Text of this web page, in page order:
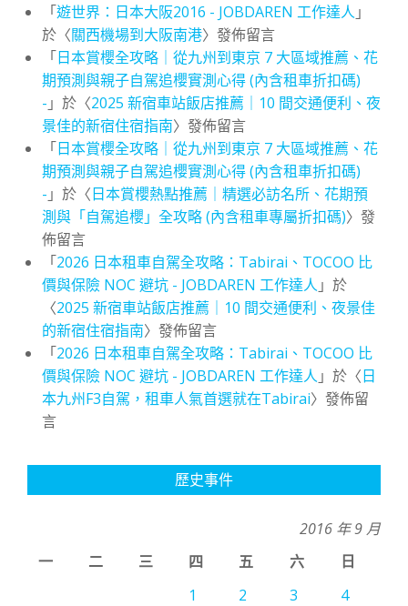
「遊世界：日本大阪2016 - JOBDAREN 工作達人 」
於〈關西機場到大阪南港〉發佈留言
「日本賞櫻全攻略｜從九州到東京 7 大區域推薦、花
期預測與親子自駕追櫻實測心得 (內含租車折扣碼)
- 」於〈2025 新宿車站飯店推薦｜10 間交通便利、夜
景佳的新宿住宿指南〉發佈留言
「日本賞櫻全攻略｜從九州到東京 7 大區域推薦、花
期預測與親子自駕追櫻實測心得 (內含租車折扣碼)
- 」於〈日本賞櫻熱點推薦｜精選必訪名所、花期預
測與「自駕追櫻」全攻略 (內含租車專屬折扣碼)〉發
佈留言
「2026 日本租車自駕全攻略：Tabirai、TOCOO 比
價與保險 NOC 避坑 - JOBDAREN 工作達人 」於
〈2025 新宿車站飯店推薦｜10 間交通便利、夜景佳
的新宿住宿指南〉發佈留言
「2026 日本租車自駕全攻略：Tabirai、TOCOO 比
價與保險 NOC 避坑 - JOBDAREN 工作達人 」於〈日
本九州F3自駕，租車人氣首選就在Tabirai〉發佈留
言
歷史事件
2016 年 9 月
一
二 三 四 五 六
日
1
2 3
4